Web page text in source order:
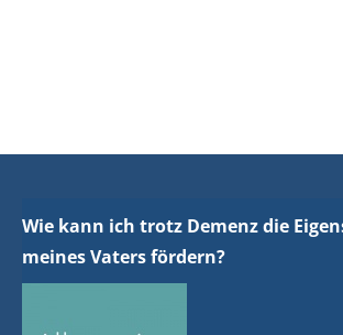
Wie kann ich trotz Demenz die
meines Vaters fördern?